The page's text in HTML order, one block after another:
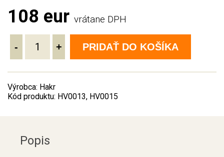
108 eur vrátane DPH
- + PRIDAŤ DO KOŠÍKA
Výrobca: Hakr
Kód produktu: HV0013, HV0015
Popis